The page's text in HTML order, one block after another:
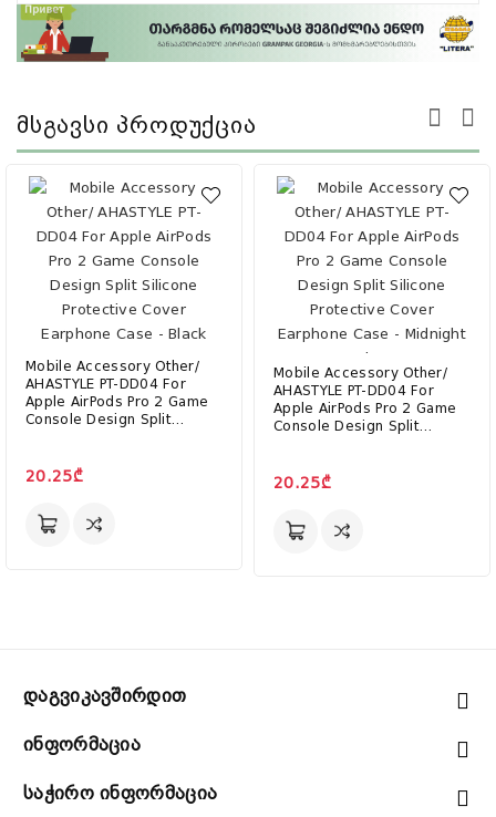
Მსგავსი Პროდუქცია
Mobile Accessory Other/
AHASTYLE PT-DD04 For
Apple AirPods Pro 2 Game
Console Design Split
20.25₾
Mobile Accessory Other/
AHASTYLE PT-DD04 For
Apple AirPods Pro 2 Game
Console Design Split
Blue
20.25₾
Დაგვიკავშირდით
Ინფორმაცია
Საჭირო Ინფორმაცია